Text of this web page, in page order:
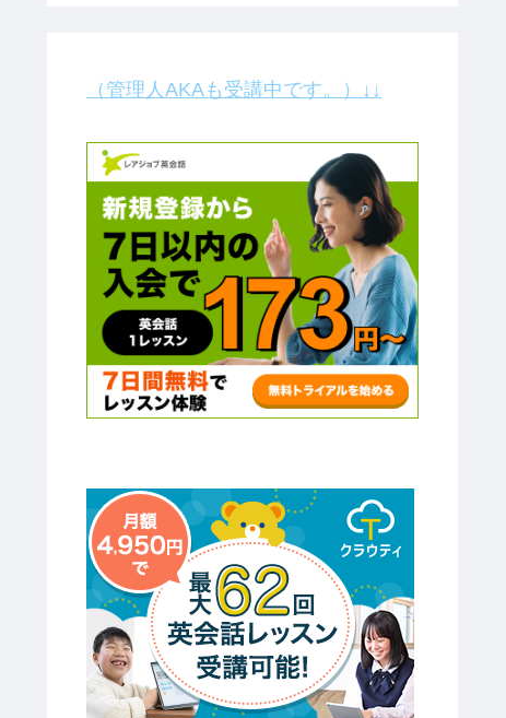
（管理人AKAも受講中です。）↓↓